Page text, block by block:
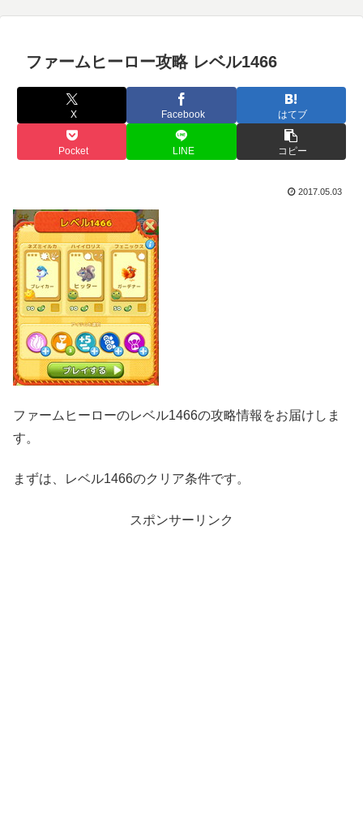
ファームヒーロー攻略 レベル1466
X Facebook はてブ
Pocket LINE コピー
2017.05.03
ファームヒーローのレベル1466の攻略情報をお届けしま
す。
まずは、レベル1466のクリア条件です。
スポンサーリンク